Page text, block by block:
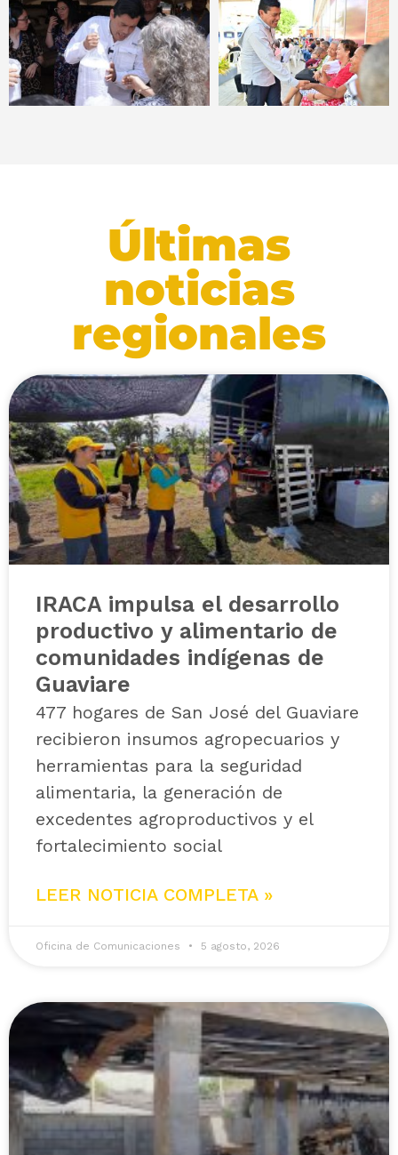
Últimas
noticias
regionales
IRACA impulsa el desarrollo
productivo y alimentario de
comunidades indígenas de
Guaviare
477 hogares de San José del Guaviare
recibieron insumos agropecuarios y
herramientas para la seguridad
alimentaria, la generación de
excedentes agroproductivos y el
fortalecimiento social
LEER NOTICIA COMPLETA »
Oficina de Comunicaciones 5 agosto, 2026